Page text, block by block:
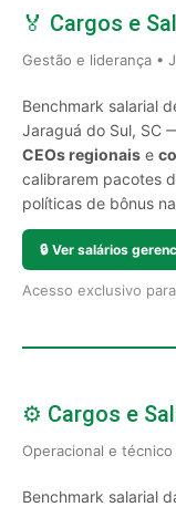
🏅 Cargos e
Gestão e liderança •
Benchmark salarial
Jaraguá do Sul, SC
CEOs regionais e
calibrarem pacotes
políticas de bônus
🔒 Ver salários
Acesso exclusivo
⚙️ Cargos e
Operacional e
Benchmark salarial